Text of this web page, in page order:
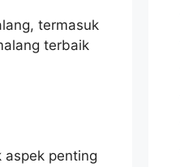
termasuk
terbaik
aspek penting